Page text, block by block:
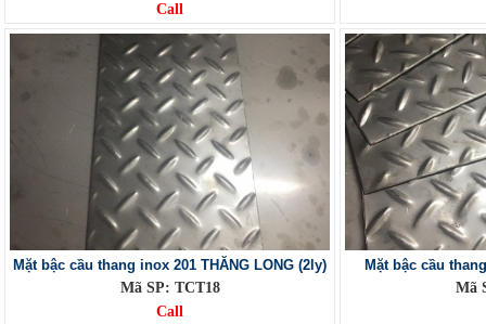
Call
Mặt bậc cầu thang inox 201 THĂNG LONG (2ly)
Mã SP: TCT18
Call
Mặt bậc cầu
Mã